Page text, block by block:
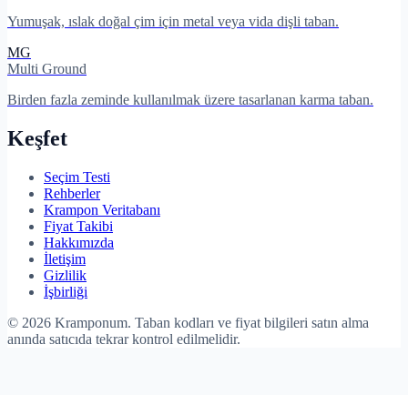
Yumuşak, ıslak doğal çim için metal veya vida dişli taban.
MG
Multi Ground
Birden fazla zeminde kullanılmak üzere tasarlanan karma taban.
Keşfet
Seçim Testi
Rehberler
Krampon Veritabanı
Fiyat Takibi
Hakkımızda
İletişim
Gizlilik
İşbirliği
© 2026 Kramponum. Taban kodları ve fiyat bilgileri satın alma
anında satıcıda tekrar kontrol edilmelidir.